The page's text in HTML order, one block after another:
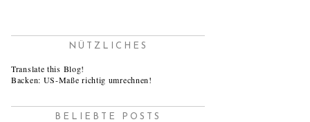
NÜTZLICHES
Translate this Blog!
Backen: US-Maße richtig umrechnen!
BELIEBTE POSTS